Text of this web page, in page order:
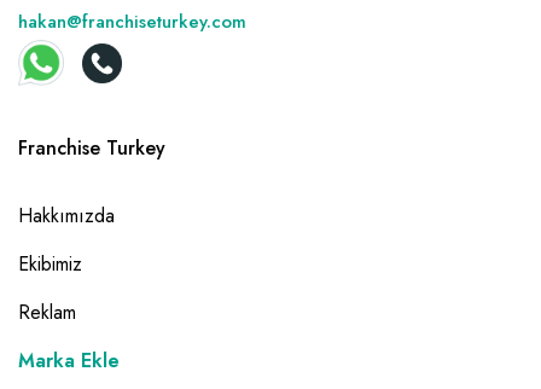
hakan@franchiseturkey.com
Franchise Turkey
Hakkımızda
Ekibimiz
Reklam
Marka Ekle